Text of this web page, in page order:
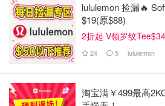
lululemon 捡漏🔥
$19(原$88)
2折起 V领罗纹
24 5 lululemon
淘宝满￥499最高